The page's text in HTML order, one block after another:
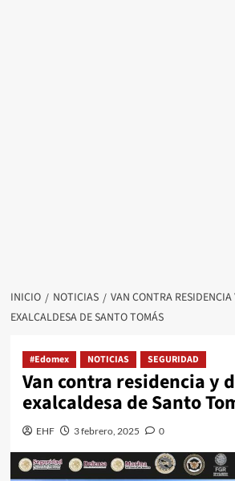
INICIO NOTICIAS
VAN CONTRA RESIDENCIA
EXALCALDESA DE SANTO TOMÁS
#Edomex NOTICIAS SEGURIDAD
Van contra residencia y
exalcaldesa de Santo
EHF 3 febrero, 2025 0